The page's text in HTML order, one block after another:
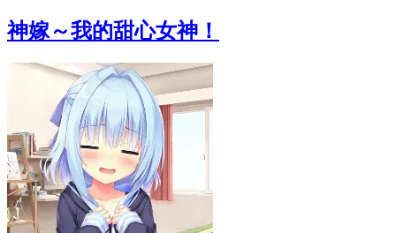
神嫁～我的甜心女神！